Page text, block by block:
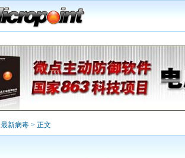
最新病毒 > 正文